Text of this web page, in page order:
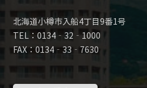
北海道小樽市入船4丁目9番1号
TEL：0134‐32‐1000
FAX：0134‐33‐7630